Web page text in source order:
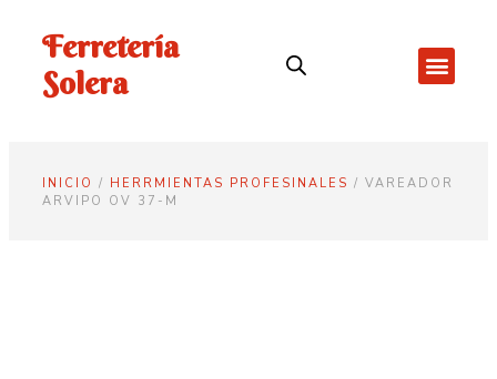
Ferretería
Solera
INICIO / HERRMIENTAS PROFESINALES / VAREADOR
ARVIPO OV 37-M